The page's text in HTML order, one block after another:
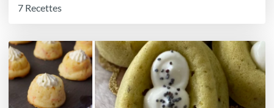
7 Recettes